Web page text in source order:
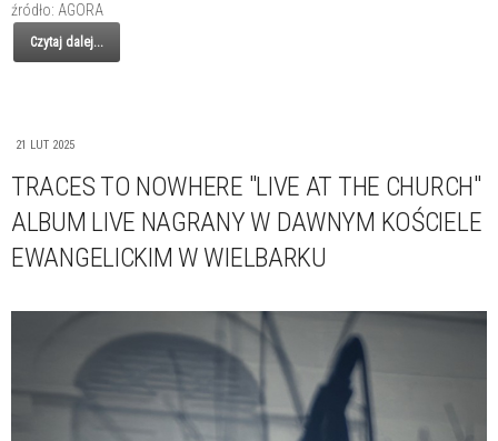
źródło: AGORA
Czytaj dalej...
21 LUT 2025
TRACES TO NOWHERE "LIVE AT THE CHURCH"
ALBUM LIVE NAGRANY W DAWNYM KOŚCIELE
EWANGELICKIM W WIELBARKU